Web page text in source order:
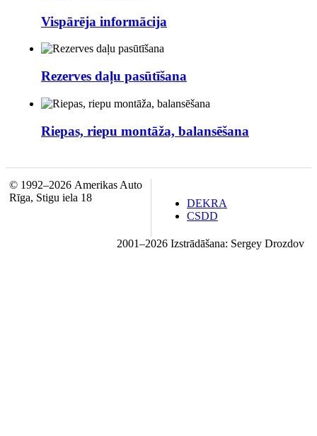
Vispārēja informācija
Rezerves daļu pasūtīšana
Riepas, riepu montāža, balansēšana
© 1992–2026 Amerikas Auto
Rīga, Stigu iela 18
DEKRA
CSDD
2001–2026 Izstrādāšana: Sergey Drozdov